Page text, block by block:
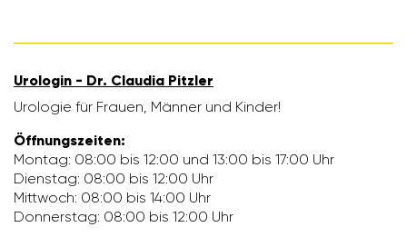
Urologin - Dr. Claudia Pitzler
Urologie für Frauen, Männer und Kinder!
Öffnungs­zeiten:
Montag: 08:00 bis 12:00 und 13:00 bis 17:00 Uhr
Dienstag: 08:00 bis 12:00 Uhr
Mitt­woch: 08:00 bis 14:00 Uhr
Donnerstag: 08:00 bis 12:00 Uhr